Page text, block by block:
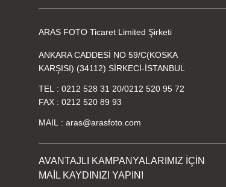
ARAS FOTO Ticaret Limited Şirketi
ANKARA CADDESİ NO 59/C(KOSKA
KARŞISI) (34112) SİRKECİ-İSTANBUL
TEL 0212 528 31 20/0212 520 95 72
FAX
0212 520 89 93
MAIL aras@arasfoto.com
AVANTAJLI KAMPANYALARIMIZ İÇİN
MAİL KAYDINIZI YAPIN!